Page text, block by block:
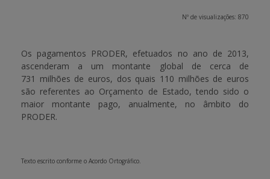
PAGAMENTOS
APOIO AO BENEFICIÁRIO
Nº de visualizações: 870
Os pagamentos PRODER, efetuados no ano de 2013,
ascenderam a um montante global de cerca de
731 milhões de euros, dos quais 110 milhões de euros
são referentes ao Orçamento de Estado, tendo sido o
maior montante pago, anualmente, no âmbito do
PRODER.
Texto escrito conforme o Acordo Ortográfico.